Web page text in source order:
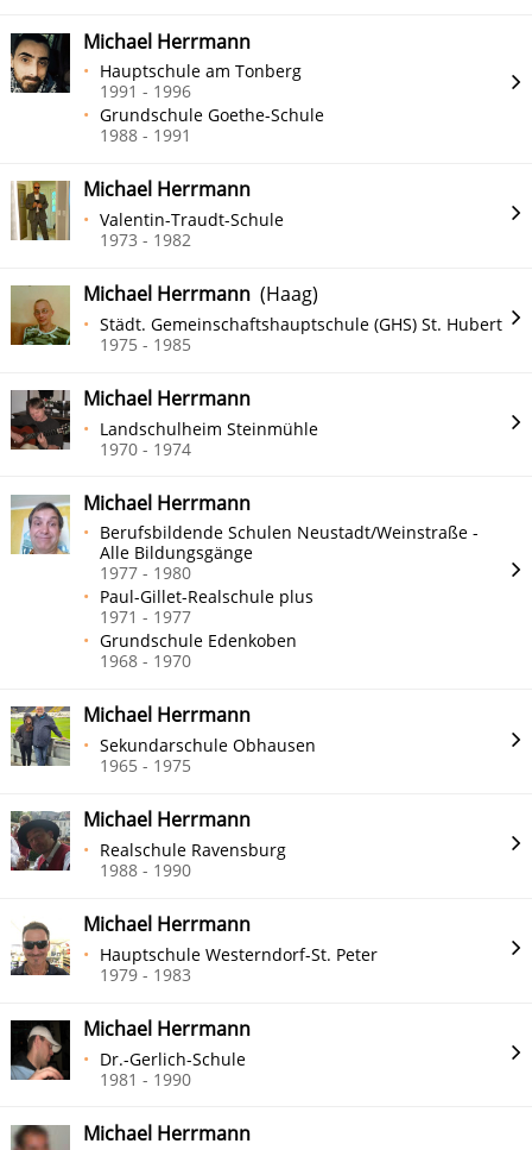
Michael Herrmann
Hauptschule am Tonberg
1991 - 1996
Grundschule Goethe-Schule
1988 - 1991
Michael Herrmann
Valentin-Traudt-Schule
1973 - 1982
Michael Herrmann (Haag)
Städt. Gemeinschaftshauptschule (GHS) St. Hubert
1975 - 1985
Michael Herrmann
Landschulheim Steinmühle
1970 - 1974
Michael Herrmann
Berufsbildende Schulen Neustadt/Weinstraße -
Alle Bildungsgänge
1977 - 1980
Paul-Gillet-Realschule plus
1971 - 1977
Grundschule Edenkoben
1968 - 1970
Michael Herrmann
Sekundarschule Obhausen
1965 - 1975
Michael Herrmann
Realschule Ravensburg
1988 - 1990
Michael Herrmann
Hauptschule Westerndorf-St. Peter
1979 - 1983
Michael Herrmann
Dr.-Gerlich-Schule
1981 - 1990
Michael Herrmann